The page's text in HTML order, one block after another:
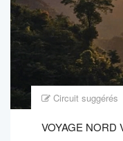
Circuit suggérés
VOYAGE NORD